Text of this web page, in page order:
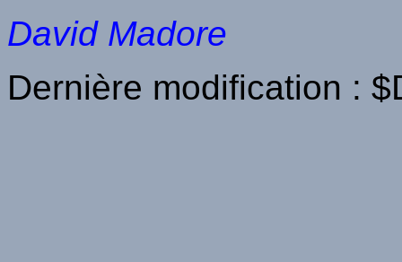
David Madore
Dernière modification :